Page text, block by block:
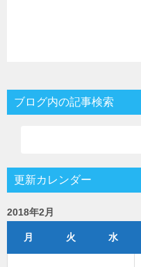
ブログ内の記事検索
更新カレンダー
2018年2月
月 火 水